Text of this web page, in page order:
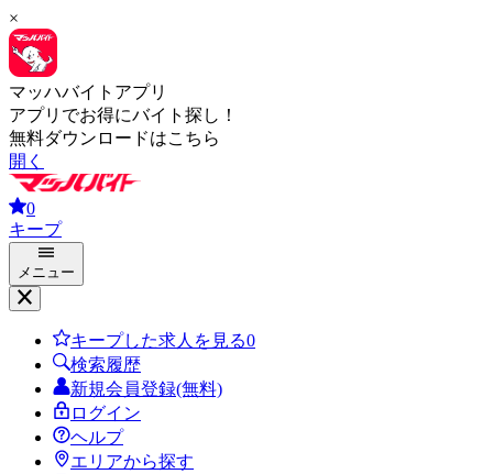
×
マッハバイトアプリ
アプリでお得にバイト探し！
無料ダウンロードはこちら
開く
0
キープ
メニュー
キープした求人を見る0
検索履歴
新規会員登録(無料)
ログイン
ヘルプ
エリアから探す